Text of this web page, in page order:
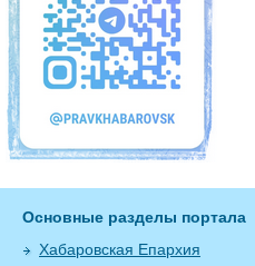
Основные разделы портала
Хабаровская Епархия